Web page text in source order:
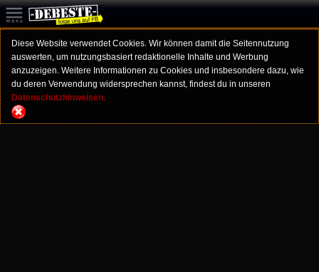
Diese Website verwendet Cookies. Wir können damit die Seitennutzung
auswerten, um nutzungsbasiert redaktionelle Inhalte und Werbung
anzuzeigen. Weitere Informationen zu Cookies und insbesondere dazu, wie
du deren Verwendung widersprechen kannst, findest du in unseren
Datenschutzhinweisen.